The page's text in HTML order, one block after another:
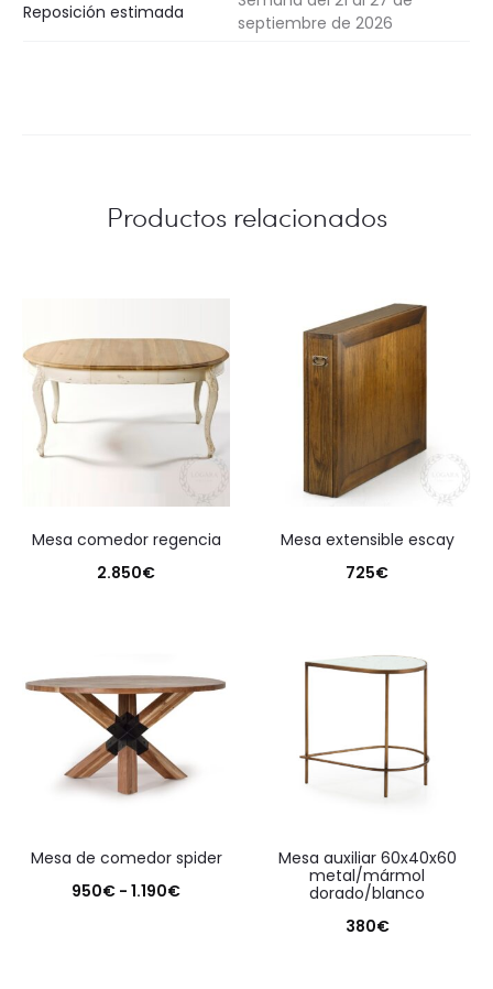
Reposición estimada
septiembre de 2026
Productos relacionados
mesa comedor regencia
2.850€
mesa extensible escay
725€
mesa de comedor spider
950€ - 1.190€Rango
mesa auxiliar 60x40x60
metal/mármol
dorado/blanco
380€